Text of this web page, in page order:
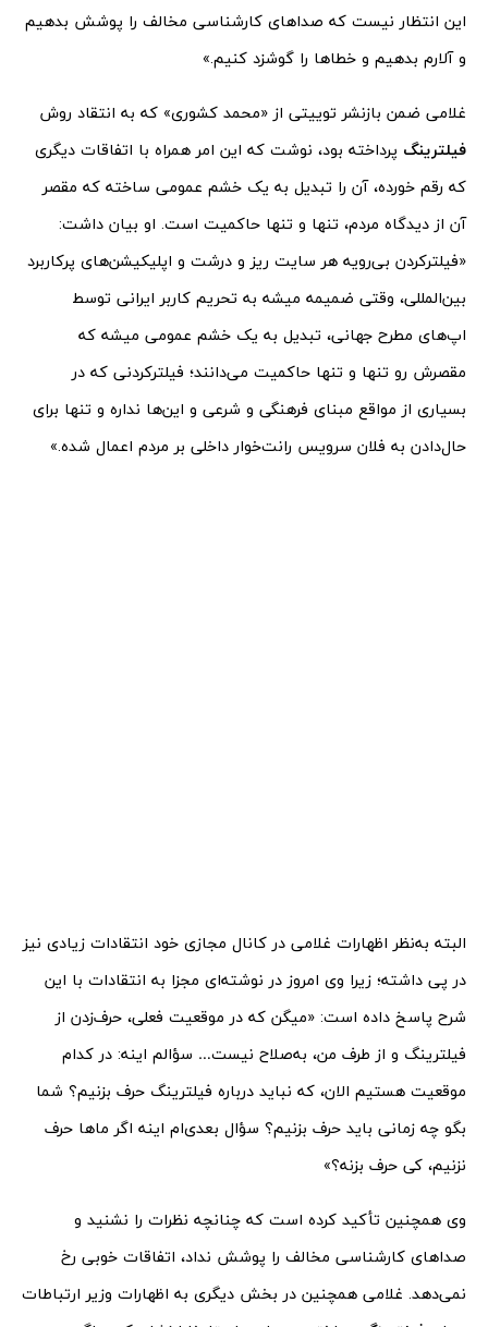
این انتظار نیست که صداهای کارشناسی مخالف را پوشش بدهیم
و آلارم بدهیم و خطاها را گوشزد کنیم.»
غلامی ضمن بازنشر توییتی از «محمد کشوری» که به انتقاد روش
فیلترینگ پرداخته بود، نوشت که این امر همراه با اتفاقات دیگری
که رقم خورده، آن را تبدیل به یک خشم عمومی ساخته که مقصر
آن از دیدگاه مردم، تنها و تنها حاکمیت است. او بیان داشت:
«فیلتر‌کردن بی‌رویه هر سایت ریز و درشت و اپلیکیشن‌های پرکاربرد
بین‌المللی، وقتی ضمیمه میشه به تحریم کاربر ایرانی توسط
اپ‌های مطرح جهانی، تبدیل به یک خشم عمومی میشه که
مقصرش رو تنها و تنها حاکمیت می‌دانند؛ فیلتر‌کردنی که در
بسیاری از مواقع مبنای فرهنگی و شرعی و این‌ها نداره و تنها برای
حال‌دادن به فلان سرویس رانت‌خوار داخلی بر مردم اعمال شده.»
البته به‌نظر اظهارات غلامی در کانال مجازی خود انتقادات زیادی نیز
در پی داشته؛ زیرا وی امروز در نوشته‌ای مجزا به انتقادات با این
شرح پاسخ داده است: «میگن که در موقعیت فعلی، حرف‌زدن از
فیلترینگ و از طرف من، به‌صلاح نیست… سؤالم اینه: در کدام
موقعیت هستیم الان، که نباید درباره فیلترینگ حرف بزنیم؟ شما
بگو چه زمانی باید حرف بزنیم؟ سؤال بعدی‌ام اینه اگر ماها حرف
نزنیم، کی حرف بزنه؟»
وی همچنین تأکید کرده است که چنانچه نظرات را نشنید و
صداهای کارشناسی مخالف را پوشش نداد، اتفاقات خوبی رخ
نمی‌دهد. غلامی همچنین در بخش دیگری به اظهارات وزیر ارتباطات